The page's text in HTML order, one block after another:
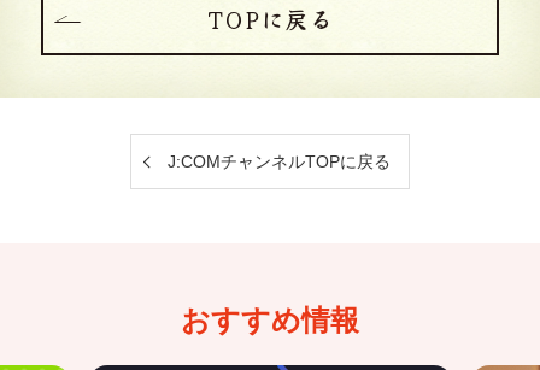
TOPに戻る
J:COMチャンネルTOPに戻る
おすすめ情報